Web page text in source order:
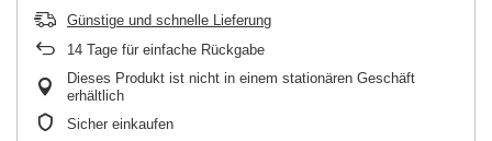
Günstige und schnelle Lieferung
14 Tage für einfache Rückgabe
Dieses Produkt ist nicht in einem stationären Geschäft
erhältlich
Sicher einkaufen